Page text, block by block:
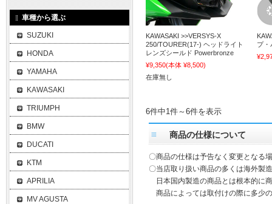
KAWASAKI >>VERSYS-X
250/TOURER(17-) ヘッドライト
レンズシールド Powerbronze
¥9,350(本体 ¥8,500)
在庫無し
プ・
6件中1件～6件を表示
商品の仕様について
〇商品の仕様は予告なく変更となる
〇当店取り扱い商品の多くは海外製
日本国内製造の商品とは根本的に
商品によっては取付けの際に多少
車種から選ぶ
SUZUKI
HONDA
YAMAHA
KAWASAKI
TRIUMPH
BMW
DUCATI
KTM
APRILIA
MV AGUSTA